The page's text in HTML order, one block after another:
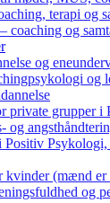
terapi og
coaching og
og
og
private grupper i
og
Positiv
kvinder (mænd er
og